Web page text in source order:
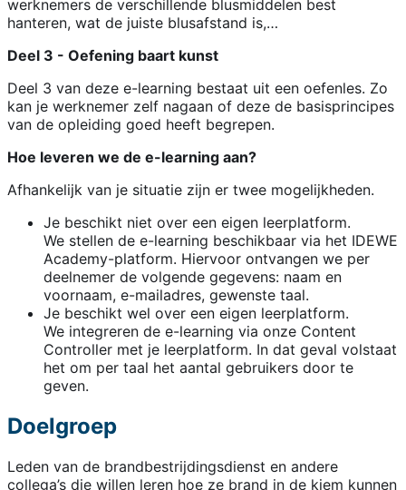
werknemers de verschillende blusmiddelen best
hanteren, wat de juiste blusafstand is,…
Deel 3 - Oefening baart kunst
Deel 3 van deze e-learning bestaat uit een oefenles. Zo
kan je werknemer zelf nagaan of deze de basisprincipes
van de opleiding goed heeft begrepen.
Hoe leveren we de e-learning aan?
Afhankelijk van je situatie zijn er twee mogelijkheden.
Je beschikt niet over een eigen leerplatform.
We stellen de e-learning beschikbaar via het IDEWE
Academy-platform. Hiervoor ontvangen we per
deelnemer de volgende gegevens: naam en
voornaam, e-mailadres, gewenste taal.
Je beschikt wel over een eigen leerplatform.
We integreren de e-learning via onze Content
Controller met je leerplatform. In dat geval volstaat
het om per taal het aantal gebruikers door te
geven.
Doelgroep
Leden van de brandbestrijdingsdienst en andere
collega’s die willen leren hoe ze brand in de kiem kunnen